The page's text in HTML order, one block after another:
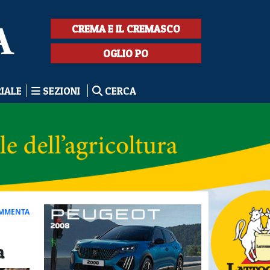
CREMA E IL CREMASCO
OGLIO PO
SEZIONI CERCA